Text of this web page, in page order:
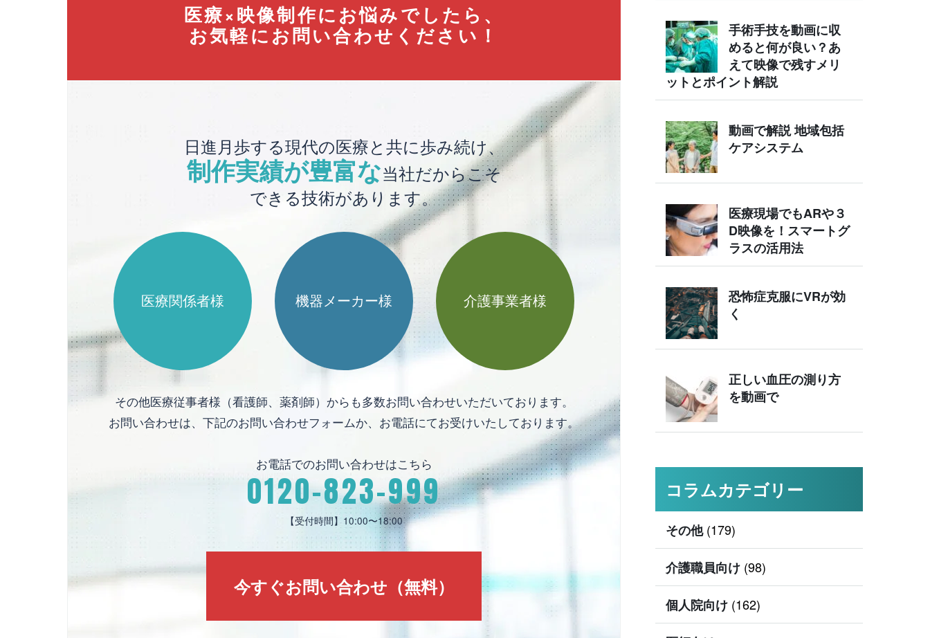
医療×映像制作にお悩みでしたら、
お気軽にお問い合わせください！
日進月歩する現代の医療と共に歩み続け、
制作実績が豊富な当社だからこそ
できる技術があります。
医療関係者様 機器メーカー様 介護事業者様
その他医療従事者様（看護師、薬剤師）からも多数お問い合わせいただいております。
お問い合わせは、下記のお問い合わせフォームか、お電話にてお受けいたしております。
お電話でのお問い合わせはこちら
0120-823-999
【受付時間】10:00〜18:00
今すぐお問い合わせ（無料）
手術手技を動画に収
めると何が良い？あ
えて映像で残すメリ
ットとポイント解説
動画で解説 地域包括
ケアシステム
医療現場でもARや３
D映像を！スマートグ
ラスの活用法
恐怖症克服にVRが効
く
正しい血圧の測り方
を動画で
コラムカテゴリー
その他(179)
介護職員向け (98)
個人院向け (162)